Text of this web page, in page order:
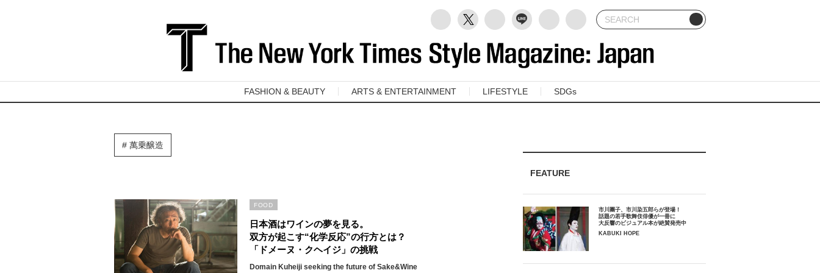
FASHION & BEAUTY ARTS & ENTERTAINMENT LIFESTYLE SDGs
萬乗醸造
日本酒はワインの夢を見る。
双方が起こす“化学反応”の行方とは？
「ドメーヌ・クヘイジ」の挑戦
Domain Kuheiji seeking the future of Sake&Wine
FOOD
FEATURE
市川團子、市川染五郎らが登場！
話題の若手歌舞伎俳優が一冊に
大反響のビジュアル本が絶賛発売中
KABUKI HOPE